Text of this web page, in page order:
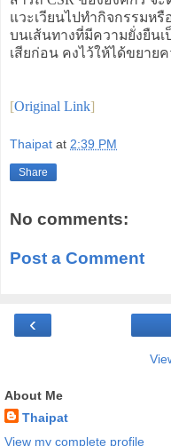
แวะเวียนไปทำกิจกรรมห
บนเส้นทางที่มีความยั่งยืน
เสียก่อน คงไว้ให้ได้ขยาย
[Original Link]
Thaipat at 2:39 PM
Share
No comments:
Post a Comment
‹
About Me
Thaipat
View my complete profile